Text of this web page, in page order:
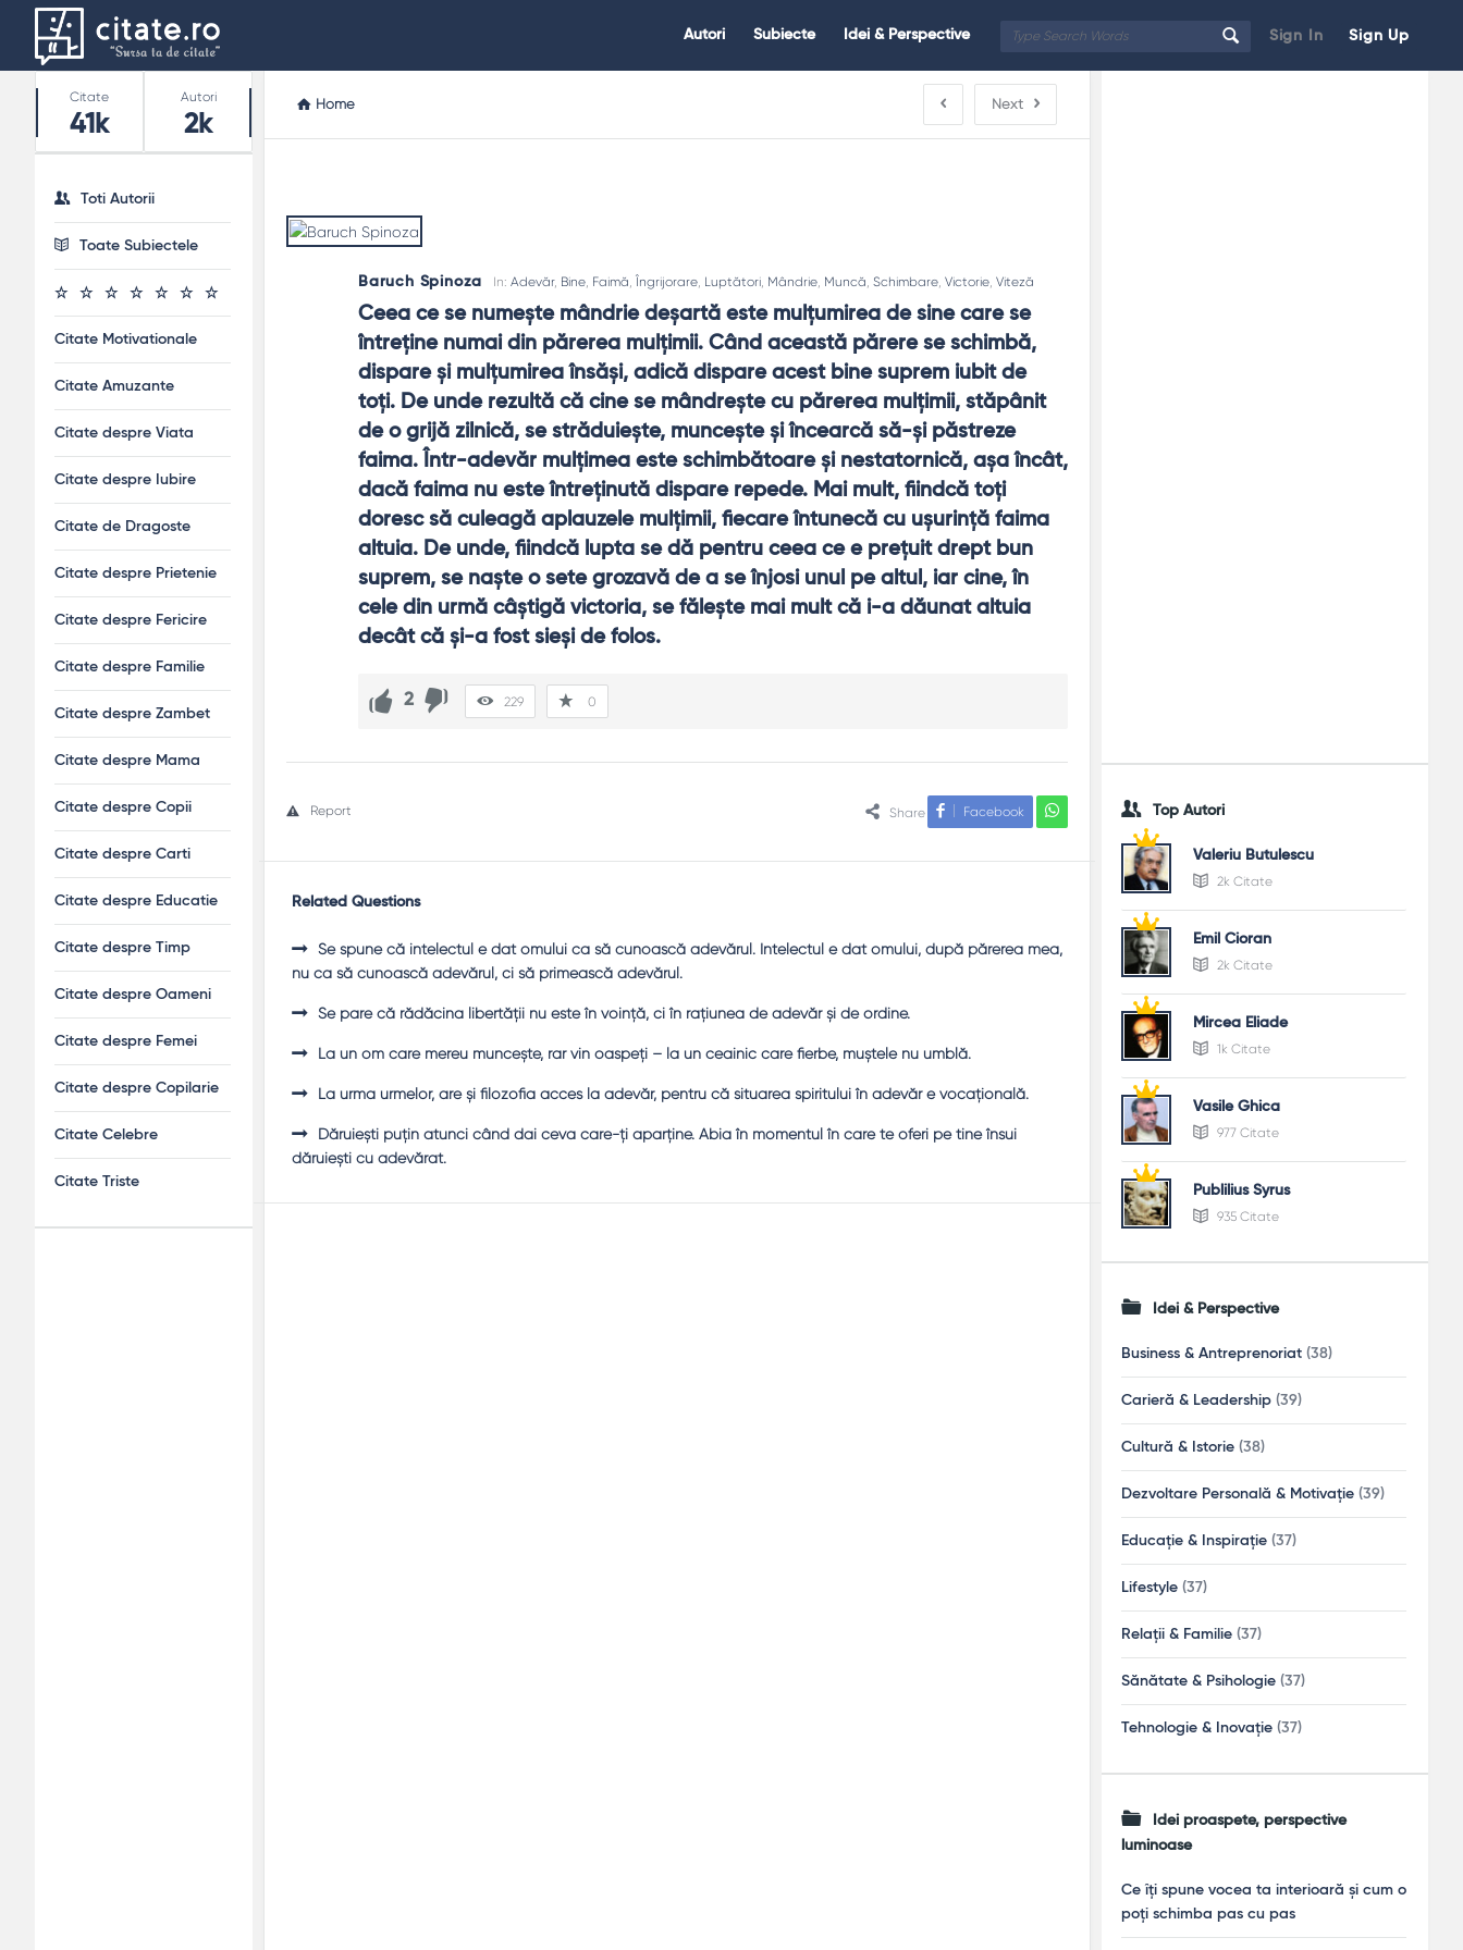
Sign In Sign Up
Citate.ro
Autori Subiecte Idei & Perspective
Home Next
Baruch Spinoza In:Adevăr, Bine Faimă ,Îngrijorare Luptători Mândrie Muncă ,Schimbare ,Victorie ,Viteză
Ceea ce se numeşte mândrie deşartă este mulţumirea de sine care se
întreţine numai din părerea mulţimii. Când această părere se schimbă,
dispare şi mulţumirea însăşi, adică dispare acest bine suprem iubit de
toţi. De unde rezultă că cine se mândreşte cu părerea mulţimii, stăpânit
de o grijă zilnică, se străduieşte, munceşte şi încearcă să-şi păstreze
faima. Într-adevăr mulţimea este schimbătoare şi nestatornică, aşa încât,
dacă faima nu este întreţinută dispare repede. Mai mult, fiindcă toţi
doresc să culeagă aplauzele mulţimii, fiecare întunecă cu uşurinţă faima
altuia. De unde, fiindcă lupta se dă pentru ceea ce e preţuit drept bun
suprem, se naşte o sete grozavă de a se înjosi unul pe altul, iar cine, în
cele din urmă câştigă victoria, se făleşte mai mult că i-a dăunat altuia
decât că şi-a fost sieşi de folos.
2 229 0
Share Facebook
Report
Related Questions
Se spune că intelectul e dat omului ca să cunoască adevărul. Intelectul e dat omului, după părerea mea,
nu ca să cunoască adevărul, ci să primească adevărul.
Se pare că rădăcina libertăţii nu este în voinţă, ci în raţiunea de adevăr şi de ordine.
La un om care mereu munceşte, rar vin oaspeţi – la un ceainic care fierbe, muştele nu umblă.
La urma urmelor, are şi filozofia acces la adevăr, pentru că situarea spiritului în adevăr e vocaţională.
Dăruieşti puţin atunci când dai ceva care-ţi aparţine. Abia în momentul în care te oferi pe tine însui
dăruieşti cu adevărat.
Top Autori
Valeriu Butulescu
2k Citate
Emil Cioran
2k Citate
Mircea Eliade
1k Citate
Vasile Ghica
977 Citate
Publilius Syrus
935 Citate
Idei & Perspective
Business & Antreprenoriat (38)
Carieră & Leadership (39)
Cultură & Istorie (38)
Dezvoltare Personală & Motivație (39)
Educație & Inspirație (37)
Lifestyle (37)
Relații & Familie (37)
Sănătate & Psihologie (37)
Tehnologie & Inovație (37)
Idei proaspete, perspective
luminoase
Ce îți spune vocea ta interioară și cum o
poți schimba pas cu pas
Stats
Citate
41k
Autori
2k
Toti Autorii
Toate Subiectele
Citate Motivationale
Citate Amuzante
Citate despre Viata
Citate despre Iubire
Citate de Dragoste
Citate despre Prietenie
Citate despre Fericire
Citate despre Familie
Citate despre Zambet
Citate despre Mama
Citate despre Copii
Citate despre Carti
Citate despre Educatie
Citate despre Timp
Citate despre Oameni
Citate despre Femei
Citate despre Copilarie
Citate Celebre
Citate Triste